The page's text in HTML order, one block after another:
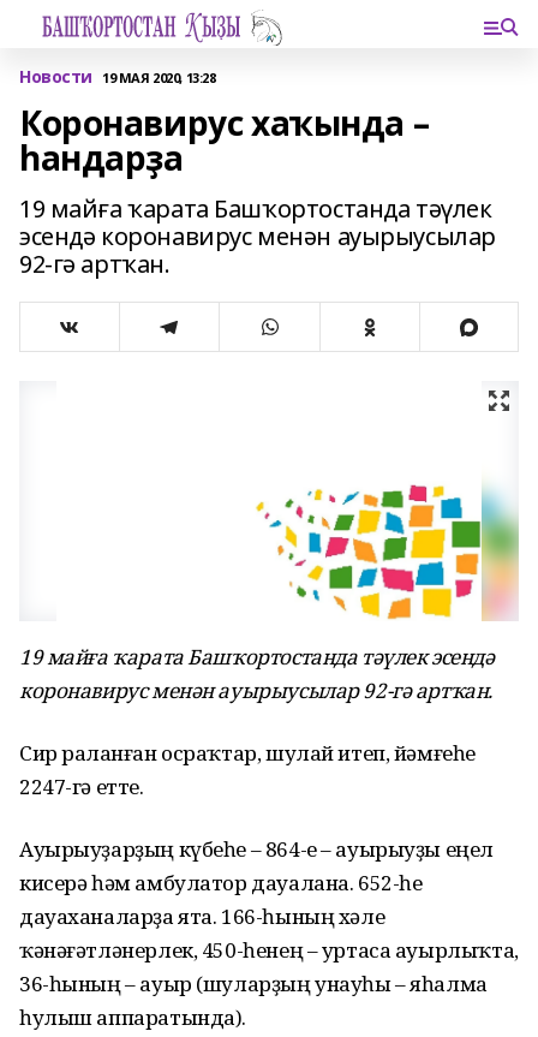
Новости 19 МАЯ 2020, 13:28
Коронавирус хаҡында –
һандарҙа
19 майға ҡарата Башҡортостанда тәүлек
эсендә коронавирус менән ауырыусылар
92-гә артҡан.
19 майға ҡарата Башҡортостанда тәүлек эсендә
коронавирус менән ауырыусылар 92-гә артҡан.
Сир раҫланған осраҡтар, шулай итеп, йәмғеһе
2247-гә етте.
Ауырыуҙарҙың күбеһе – 864-е – ауырыуҙы еңел
кисерә һәм амбулатор дауалана. 652-һе
дауаханаларҙа ята. 166-һының хәле
ҡәнәғәтләнерлек, 450-һенең – уртаса ауырлыҡта,
36-һының – ауыр (шуларҙың унауһы – яһалма
һулыш аппаратында).